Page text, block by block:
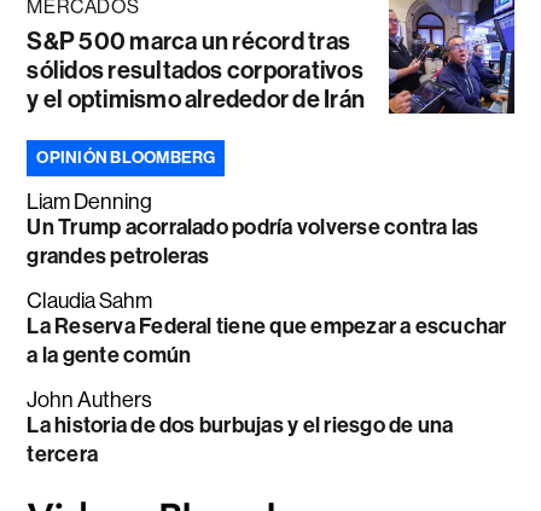
MERCADOS
S&P 500 marca un récord tras
sólidos resultados corporativos
y el optimismo alrededor de Irán
OPINIÓN BLOOMBERG
Liam Denning
Un Trump acorralado podría volverse contra las
grandes petroleras
Claudia Sahm
La Reserva Federal tiene que empezar a escuchar
a la gente común
John Authers
La historia de dos burbujas y el riesgo de una
tercera